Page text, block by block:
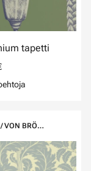
tapetti
LÅNGELID / VON BRÖMSSEN